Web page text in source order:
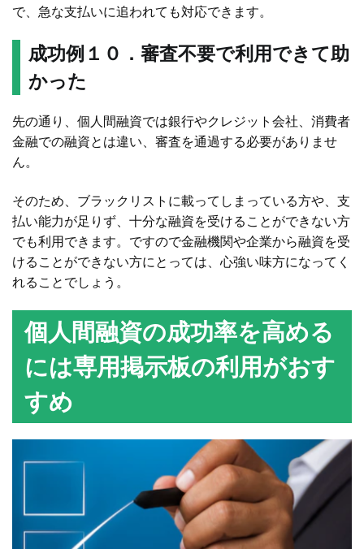
で、急な支払いに追われても対応できます。
成功例１０．審査不要で利用できて助
かった
先の通り、個人間融資では銀行やクレジット会社、消費者
金融での融資とは違い、審査を通過する必要がありませ
ん。
そのため、ブラックリストに載ってしまっている方や、支
払い能力が足りず、十分な融資を受けることができない方
でも利用できます。ですので金融機関や企業から融資を受
けることができない方にとっては、心強い味方になってく
れることでしょう。
個人間融資の成功率を高める
には専用掲示板の利用がおす
すめ